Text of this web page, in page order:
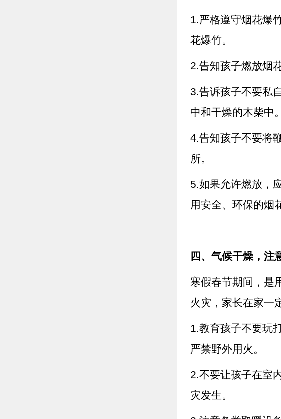
1.严格遵守烟花爆
花爆竹。
2.告知孩子燃放烟
3.告诉孩子不要私
中和干燥的木柴中。
4.告知孩子不要将
所。
5.如果允许燃放，
用安全、环保的烟
四、气候干燥，注
寒假春节期间，是
火灾，家长在家一
1.教育孩子不要玩
严禁野外用火。
2.不要让孩子在室
灾发生。